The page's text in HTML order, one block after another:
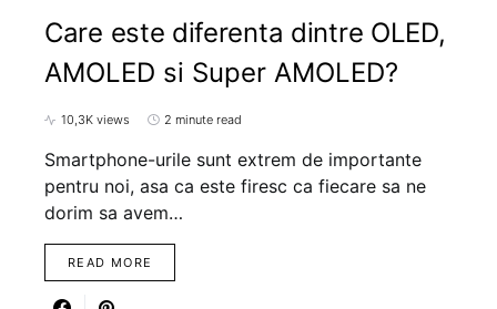
Care este diferenta dintre OLED,
AMOLED si Super AMOLED?
10,3K views 2 minute read
Smartphone-urile sunt extrem de importante
pentru noi, asa ca este firesc ca fiecare sa ne
dorim sa avem…
READ MORE